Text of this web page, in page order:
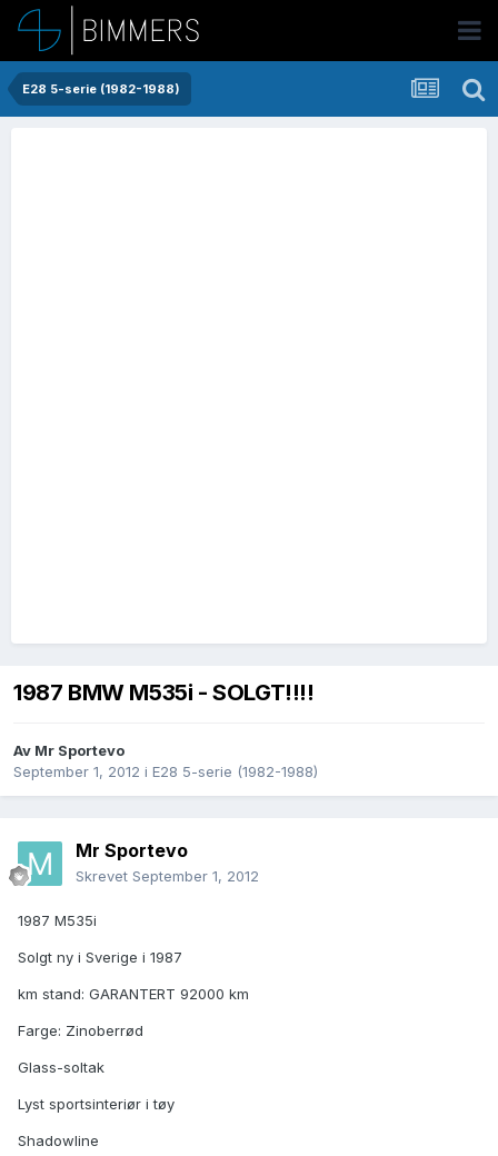
E28 5-serie (1982-1988)
1987 BMW M535i - SOLGT!!!!
Av Mr Sportevo
September 1, 2012 i E28 5-serie (1982-1988)
Mr Sportevo
Skrevet September 1, 2012
1987 M535i
Solgt ny i Sverige i 1987
km stand: GARANTERT 92000 km
Farge: Zinoberrød
Glass-soltak
Lyst sportsinteriør i tøy
Shadowline